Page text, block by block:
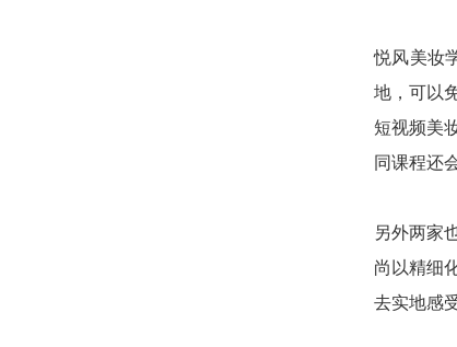
悦风美妆
地，可以
短视频美
同课程还
另外两家
尚以精细
去实地感